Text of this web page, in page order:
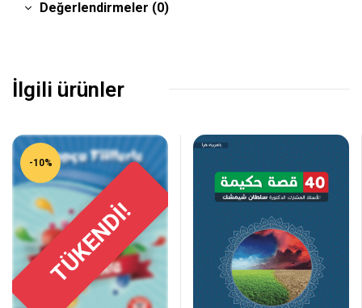
Değerlendirmeler (0)
İlgili ürünler
-10%
TÜKENDİ!